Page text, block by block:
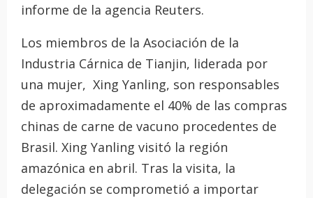
informe de la agencia Reuters.
Los miembros de la Asociación de la
Industria Cárnica de Tianjin, liderada por
una mujer, Xing Yanling, son responsables
de aproximadamente el 40% de las compras
chinas de carne de vacuno procedentes de
Brasil. Xing Yanling visitó la región
amazónica en abril. Tras la visita, la
delegación se comprometió a importar